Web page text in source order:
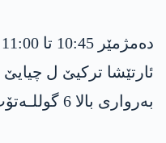
ئارتێشا تركیێ ل چیایێ
بەرواری بالا 6 گوللـه‌تۆپ ل چیایێ مەتينا دانە.